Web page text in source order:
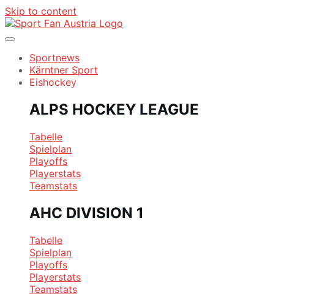
Skip to content
Sportnews
Kärntner Sport
Eishockey
ALPS HOCKEY LEAGUE
Tabelle
Spielplan
Playoffs
Playerstats
Teamstats
AHC DIVISION 1
Tabelle
Spielplan
Playoffs
Playerstats
Teamstats